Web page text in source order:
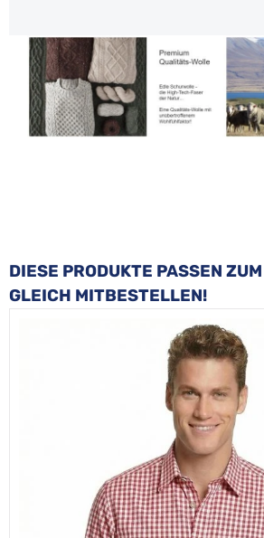
Produktgalerie überspringen
DIESE PRODUKTE PASSEN
GLEICH MITBESTELLEN!